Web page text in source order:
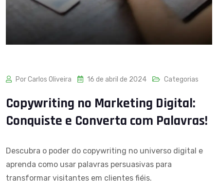
Por Carlos Oliveira 16 de abril de 2024 Categorias
Copywriting no Marketing Digital:
Conquiste e Converta com Palavras!
Descubra o poder do copywriting no universo digital e
aprenda como usar palavras persuasivas para
transformar visitantes em clientes fiéis.